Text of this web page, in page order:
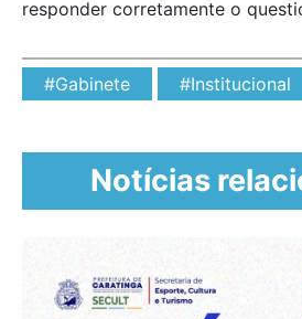
responder corretamente o
#Gabinete #Institucional
Notícias